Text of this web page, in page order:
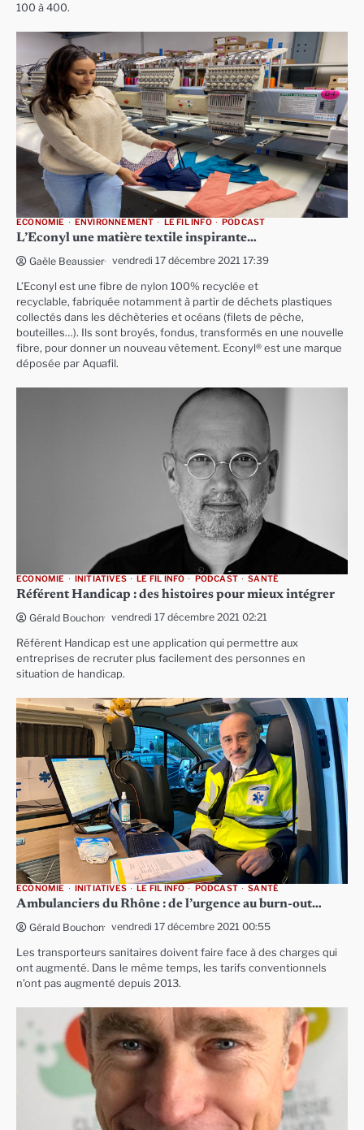
100 à 400.
ECONOMIE ENVIRONNEMENT LE FIL INFO PODCAST
L’Econyl une matière textile inspirante…
Gaële Beaussier vendredi 17 décembre 2021 17:39
L’Econyl est une fibre de nylon 100% recyclée et
recyclable, fabriquée notamment à partir de déchets plastiques
collectés dans les déchèteries et océans (filets de pêche,
bouteilles…). Ils sont broyés, fondus, transformés en une nouvelle
fibre, pour donner un nouveau vêtement. Econyl® est une marque
déposée par Aquafil.
ECONOMIE INITIATIVES LE FIL INFO PODCAST SANTÉ
Référent Handicap : des histoires pour mieux intégrer
Gérald Bouchon vendredi 17 décembre 2021 02:21
Référent Handicap est une application qui permettre aux
entreprises de recruter plus facilement des personnes en
situation de handicap.
ECONOMIE INITIATIVES LE FIL INFO PODCAST SANTÉ
Ambulanciers du Rhône : de l’urgence au burn-out…
Gérald Bouchon vendredi 17 décembre 2021 00:55
Les transporteurs sanitaires doivent faire face à des charges qui
ont augmenté. Dans le même temps, les tarifs conventionnels
n’ont pas augmenté depuis 2013.